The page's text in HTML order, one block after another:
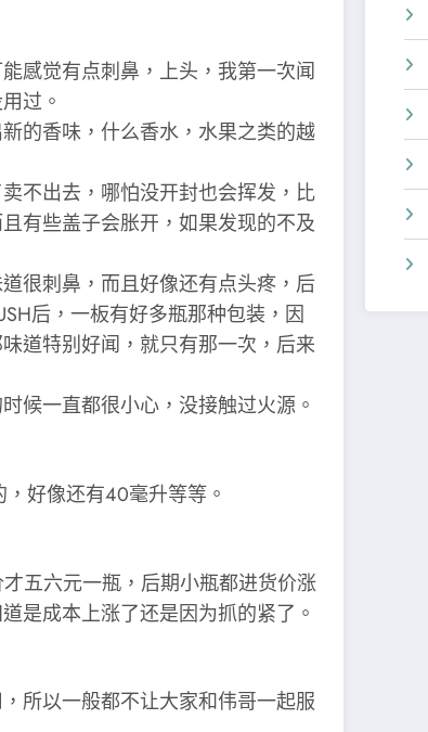
感觉有点刺鼻，上头，我第一次闻
过。
的香味，什么香水，水果之类的越
不出去，哪怕没开封也会挥发，比
有些盖子会胀开，如果发现的不及
很刺鼻，而且好像还有点头疼，后
后，一板有好多瓶那种包装，因
道特别好闻，就只有那一次，后来
候一直都很小心，没接触过火源。
好像还有40毫升等等。
五六元一瓶，后期小瓶都进货价涨
是成本上涨了还是因为抓的紧了。
所以一般都不让大家和伟哥一起服